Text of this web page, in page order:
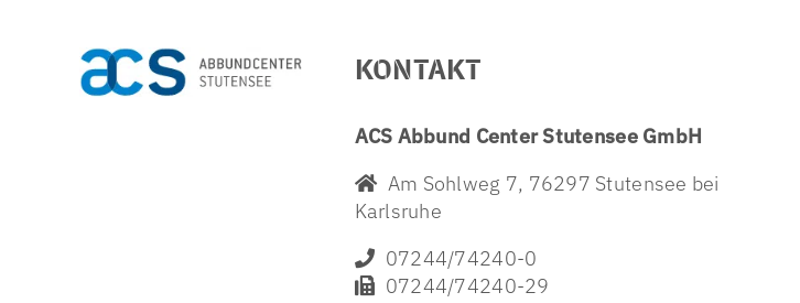
KONTAKT
ACS Abbund Center Stutensee GmbH
Am Sohlweg 7, 76297 Stutensee bei
Karlsruhe
07244/74240-0
07244/74240-29